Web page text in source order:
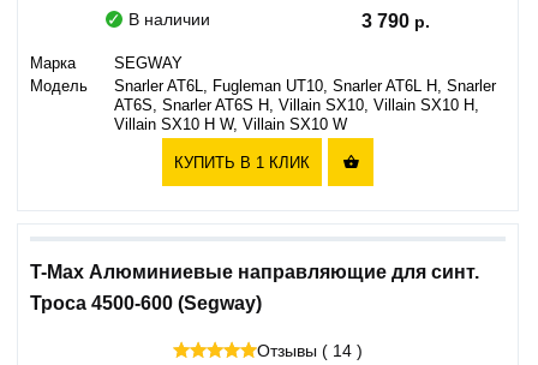
В наличии 3 790
Марка
SEGWAY
Модель
Snarler AT6L, Fugleman UT10, Snarler AT6L H, Snarler
AT6S, Snarler AT6S H, Villain SX10, Villain SX10 H,
Villain SX10 H W, Villain SX10 W
КУПИТЬ В 1 КЛИК 
T-Max Алюминиевые направляющие для синт.
Троса 4500-600 (Segway)
Отзывы ( 14 )